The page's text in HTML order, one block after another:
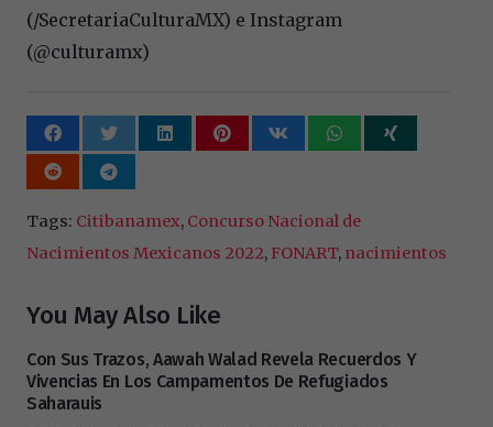
(/SecretariaCulturaMX) e Instagram
(@culturamx)
Tags: Citibanamex, Concurso Nacional de
Nacimientos Mexicanos 2022, FONART, nacimientos
You May Also Like
Con Sus Trazos, Aawah Walad Revela Recuerdos Y
Vivencias En Los Campamentos De Refugiados
Saharauis